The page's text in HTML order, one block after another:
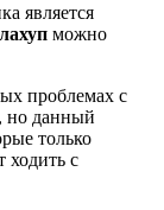
является
можно
проблемах с
но данный
только
ходить с